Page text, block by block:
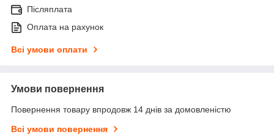
Післяплата
Оплата на рахунок
Всі умови оплати
Умови повернення
Повернення товару впродовж 14 днів за домовленістю
Всі умови повернення